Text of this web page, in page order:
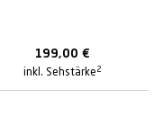
199,00 €
inkl. Sehstärke 2